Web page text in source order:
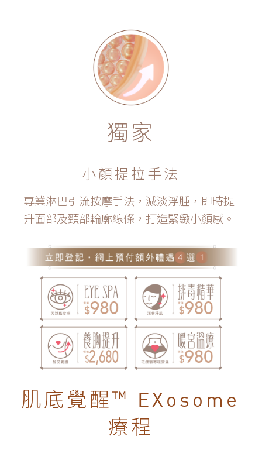
獨家
小顏提拉手法
專業淋巴引流按摩手法，減淡浮腫，即時提
升面部及頸部輪廓線條，打造緊緻小顏感。
肌底覺醒™ EXosome
療程